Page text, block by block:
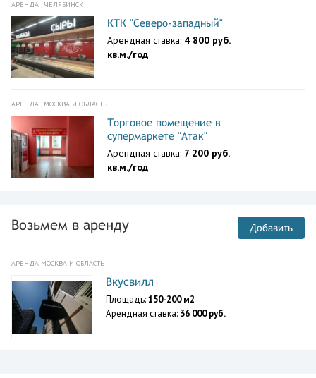
АРЕНДА , ЧЕЛЯБИНСК
КТК "Северо-западный"
Арендная ставка: 4 800 руб.
кв.м./год
АРЕНДА , МОСКВА И ОБЛАСТЬ
Торговое помещение в
супермаркете "Атак"
Арендная ставка: 7 200 руб.
кв.м./год
Возьмем в аренду Добавить
АРЕНДА МОСКВА И ОБЛАСТЬ
Вкусвилл
Площадь:150-200 м2
Арендная ставка: 36 000 руб.